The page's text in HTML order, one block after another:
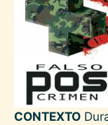
CONTEXTO